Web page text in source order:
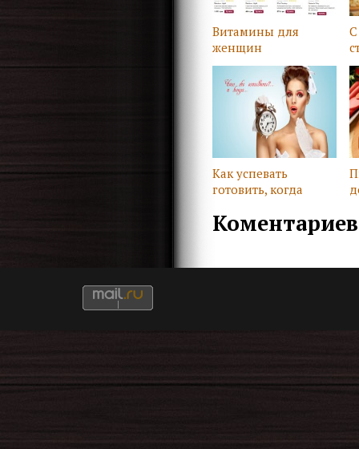
Витамины для
женщин
Как успевать
готовить, когда